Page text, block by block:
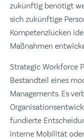
zukünftig benötigt
sich zukünftige
Kompetenzlücken
Maßnahmen
Strategic Workforce
Bestandteil eines
Managements. Es
fundierte
interne Mobilität oder